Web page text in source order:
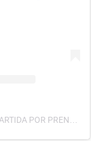
UNA PUBLICACIÓN COMPARTIDA POR PRENDI2TCS (@PRENDI2TCS)